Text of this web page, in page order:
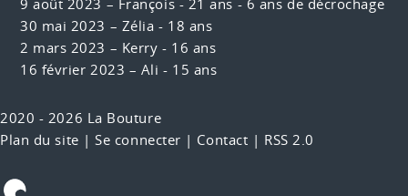
9 août 2023 – François - 21 ans - 6 ans de décrochage
30 mai 2023 – Zélia - 18 ans
2 mars 2023 – Kerry - 16 ans
16 février 2023 – Ali - 15 ans
2020 - 2026 La Bouture
Plan du site |Se connecter | Contact | RSS 2.0